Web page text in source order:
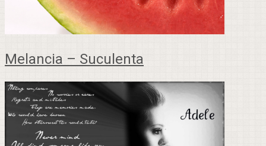
Melancia – Suculenta